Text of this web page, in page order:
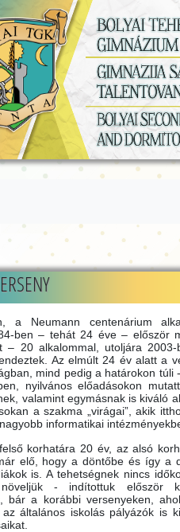
a Neumann centenárium
ben – tehát 24 éve – először
– 20 alkalommal, utoljára
Az elmúlt 24 év alatt a
mind pedig a határokon
nyilvános előadásokon
valamint egymásnak is kiváló
a szakma „virágai”, akik
informatikai
korhatára 20 év, az alsó
elő, hogy a döntőbe és így a
is. A tehetségnek nincs
- indítottuk először
bár a korábbi versenyeken,
általános iskolás pályázók is